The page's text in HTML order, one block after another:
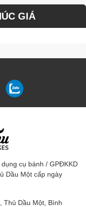
GIÁ
cụ bánh / GPĐKKD
Dầu Một cấp ngày
Thủ Dầu Một, Bình